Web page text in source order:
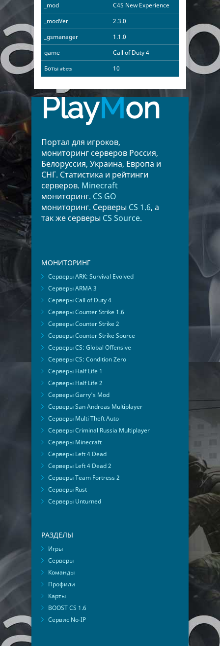
_mod
C4S New Experience
_modVer
2.3.0
_gsmanager
1.1.0
game
Call of Duty 4
Боты #bots 10
PlayMon
Портал для игроков,
мониторинг серверов Россия,
Белоруссия, Украина, Европа и
СНГ. Статистика и рейтинги
серверов. Minecraft
мониторинг. CS GO
мониторинг. Серверы CS 1.6, а
так же серверы CS Source.
МОНИТОРИНГ
Серверы ARK: Survival Evolved
Серверы ARMA 3
Серверы Call of Duty 4
Серверы Counter Strike 1.6
Серверы Counter Strike 2
Серверы Counter Strike Source
Серверы CS: Global Offensive
Серверы CS: Condition Zero
Серверы Half Life 1
Серверы Half Life 2
Серверы Garry's Mod
Серверы San Andreas Multiplayer
Серверы Multi Theft Auto
Серверы Criminal Russia Multiplayer
Серверы Minecraft
Серверы Left 4 Dead
Серверы Left 4 Dead 2
Серверы Team Fortress 2
Серверы Rust
Серверы Unturned
РАЗДЕЛЫ
Игры
Серверы
Команды
Профили
Карты
BOOST CS 1.6
Сервис No-IP